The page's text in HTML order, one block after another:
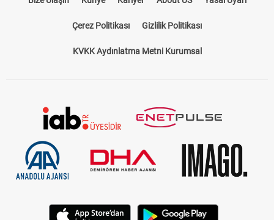
Çerez Politikası Gizlilik Politikası
KVKK Aydınlatma Metni Kurumsal